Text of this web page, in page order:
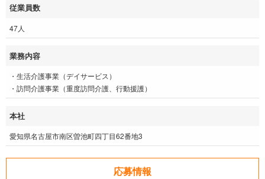
従業員数
47人
業務内容
・生活介護事業（デイサービス）
・訪問介護事業（重度訪問介護、行動援護）
本社
愛知県名古屋市南区曽池町四丁目62番地3
応募情報